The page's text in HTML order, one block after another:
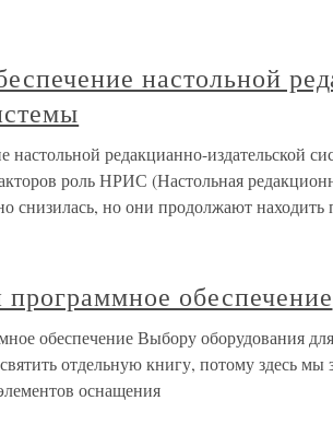
настольной
настольной редакцианно-издательской
роль НРИС (Настольная
снизилась, но они продолжают находить
обеспечение
обеспечение Выбору оборудования
отдельную книгу, потому здесь мы
оснащения